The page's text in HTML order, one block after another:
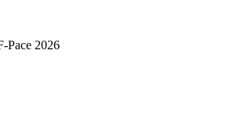
Pace 2026